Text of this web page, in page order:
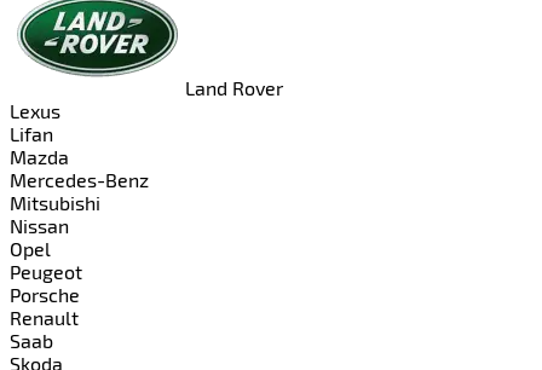
Land Rover
Lexus
Lifan
Mazda
Mercedes-Benz
Mitsubishi
Nissan
Opel
Peugeot
Porsche
Renault
Saab
Skoda